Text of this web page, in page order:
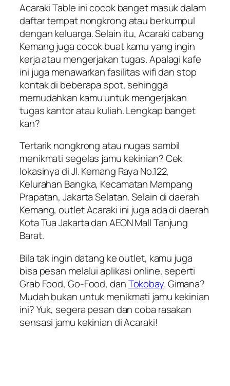
Acaraki Table ini cocok banget masuk dalam
daftar tempat nongkrong atau berkumpul
dengan keluarga. Selain itu, Acaraki cabang
Kemang juga cocok buat kamu yang ingin
kerja atau mengerjakan tugas. Apalagi kafe
ini juga menawarkan fasilitas wifi dan stop
kontak di beberapa spot, sehingga
memudahkan kamu untuk mengerjakan
tugas kantor atau kuliah. Lengkap banget
kan?
Tertarik nongkrong atau nugas sambil
menikmati segelas jamu kekinian? Cek
lokasinya di Jl. Kemang Raya No.122,
Kelurahan Bangka, Kecamatan Mampang
Prapatan, Jakarta Selatan. Selain di daerah
Kemang, outlet Acaraki ini juga ada di daerah
Kota Tua Jakarta dan AEON Mall Tanjung
Barat.
Bila tak ingin datang ke outlet, kamu juga
bisa pesan melalui aplikasi online, seperti
Grab Food, Go-Food, danTokobay. Gimana?
Mudah bukan untuk menikmati jamu kekinian
ini? Yuk, segera pesan dan coba rasakan
sensasi jamu kekinian di Acaraki!